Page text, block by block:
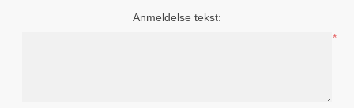
Anmeldelse tekst:
*